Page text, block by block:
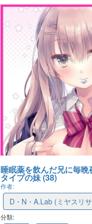
睡眠薬を飲んだ兄に毎
タイプの妹 (38)
作者:
D・N・A.Lab (ミヤスリ
分類: